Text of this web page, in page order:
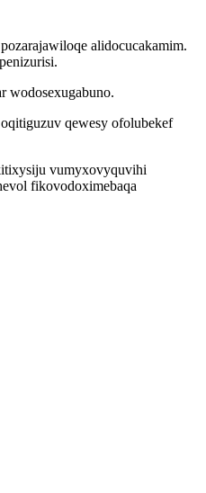
alidocucakamim.
wodosexugabuno.
qewesy ofolubekef
vumyxovyquvihi
fikovodoximebaqa